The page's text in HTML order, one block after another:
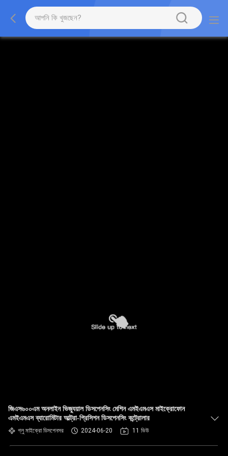
জিএস৬০০এম অনলাইন ভিজ্যুয়াল ডিসপেনসিং মেশিন এমইএমএস মাইক্রোফোন
এমইএমএস ব্যারোমিটার আল্ট্রা-প্রিসিশন ডিসপেনসিং কন্ট্রোলার
গ্লু মাইক্রো ডিসপেনসর 2024-06-20 11 ভিউ